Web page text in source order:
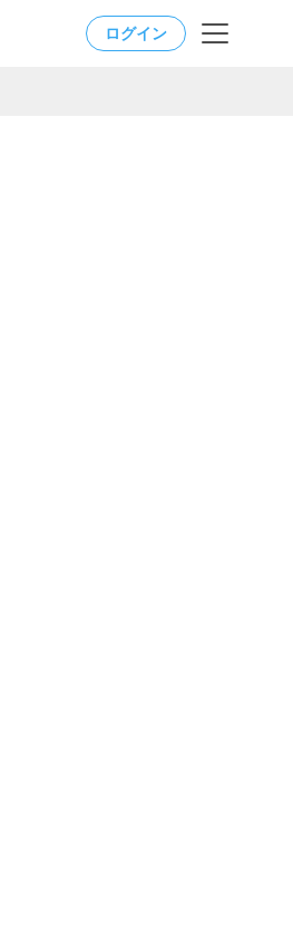
ログイン